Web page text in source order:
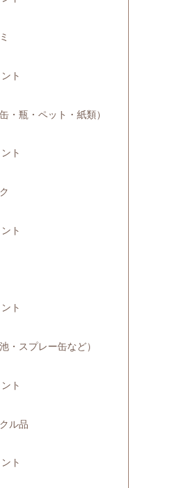
ト
・瓶・ペット・紙類）
ト
ト
ト
・スプレー缶など）
ト
ル品
ト